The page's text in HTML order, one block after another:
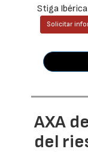
Stiga Ibérica
Solicitar
AXA
del